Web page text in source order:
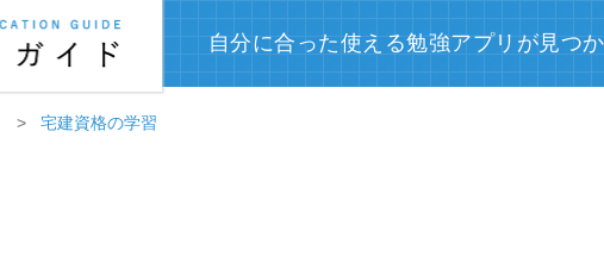
自分に合った使える勉強アプリが見つ
宅建資格の学習